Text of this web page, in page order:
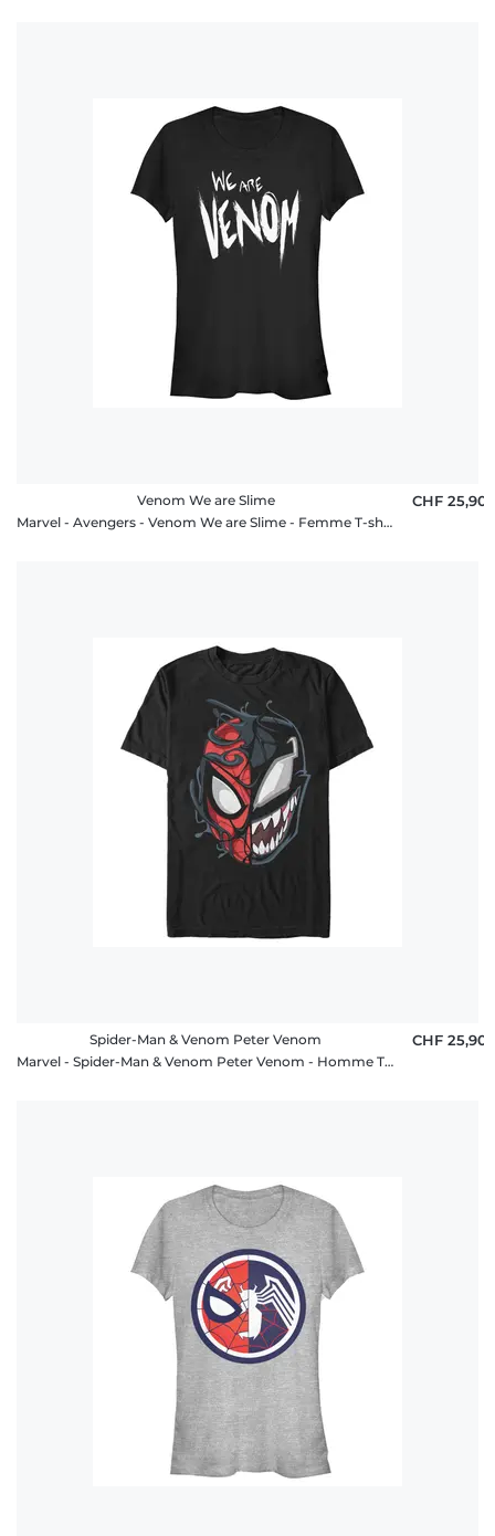
Venom We are Slime
Marvel - Avengers - Venom We are Slime - Femme T-shirt
CHF 25,90
Spider-Man & Venom Peter Venom
Marvel - Spider-Man & Venom Peter Venom - Homme T-shirt
CHF 25,90